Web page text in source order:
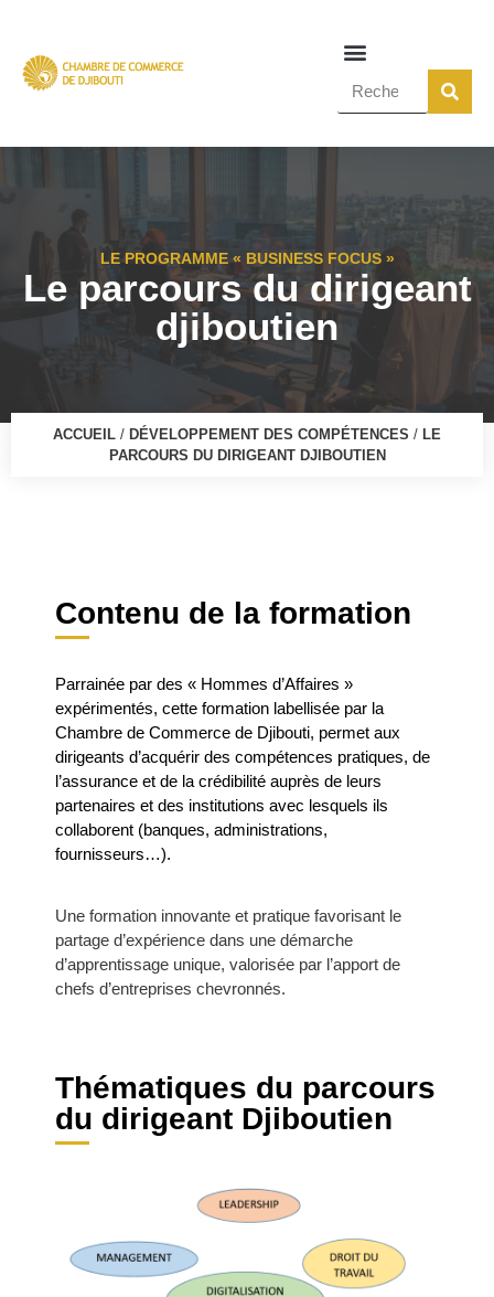
LE PROGRAMME « BUSINESS FOCUS »
Le parcours du dirigeant
djiboutien
ACCUEIL / DÉVELOPPEMENT DES COMPÉTENCES / LE
PARCOURS DU DIRIGEANT DJIBOUTIEN
Contenu de la formation
Parrainée par des « Hommes d’Affaires »
expérimentés, cette formation labellisée par la
Chambre de Commerce de Djibouti, permet aux
dirigeants d’acquérir des compétences pratiques, de
l’assurance et de la crédibilité auprès de leurs
partenaires et des institutions avec lesquels ils
collaborent (banques, administrations,
fournisseurs…).
Une formation innovante et pratique favorisant le
partage d’expérience dans une démarche
d’apprentissage unique, valorisée par l’apport de
chefs d’entreprises chevronnés.
Thématiques du parcours
du dirigeant Djiboutien